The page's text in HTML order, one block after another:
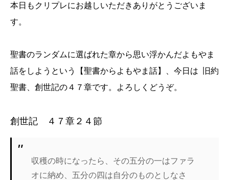
本日もクリプレにお越しいただきありがとうございま
す。
聖書のランダムに選ばれた章から思い浮かんだよもやま
話をしようという【聖書からよもやま話】、今日は 旧約
聖書、創世記の４７章です。よろしくどうぞ。
創世記 ４７章２４節
収穫の時になったら、その五分の一はファラ
オに納め、五分の四は自分のものとしなさ